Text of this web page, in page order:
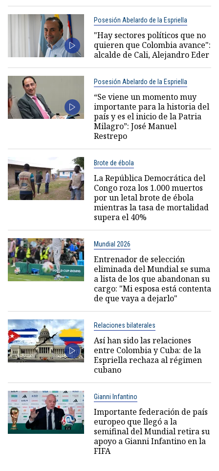
Posesión Abelardo de la Espriella
"Hay sectores políticos que no
quieren que Colombia avance":
alcalde de Cali, Alejandro Eder
Posesión Abelardo de la Espriella
“Se viene un momento muy
importante para la historia del
país y es el inicio de la Patria
Milagro”: José Manuel
Restrepo
Brote de ébola
La República Democrática del
Congo roza los 1.000 muertos
por un letal brote de ébola
mientras la tasa de mortalidad
supera el 40%
Mundial 2026
Entrenador de selección
eliminada del Mundial se suma
a lista de los que abandonan su
cargo: "Mi esposa está contenta
de que vaya a dejarlo"
Relaciones bilaterales
Así han sido las relaciones
entre Colombia y Cuba: de la
Espriella rechaza al régimen
cubano
Gianni Infantino
Importante federación de país
europeo que llegó a la
semifinal del Mundial retira su
apoyo a Gianni Infantino en la
FIFA